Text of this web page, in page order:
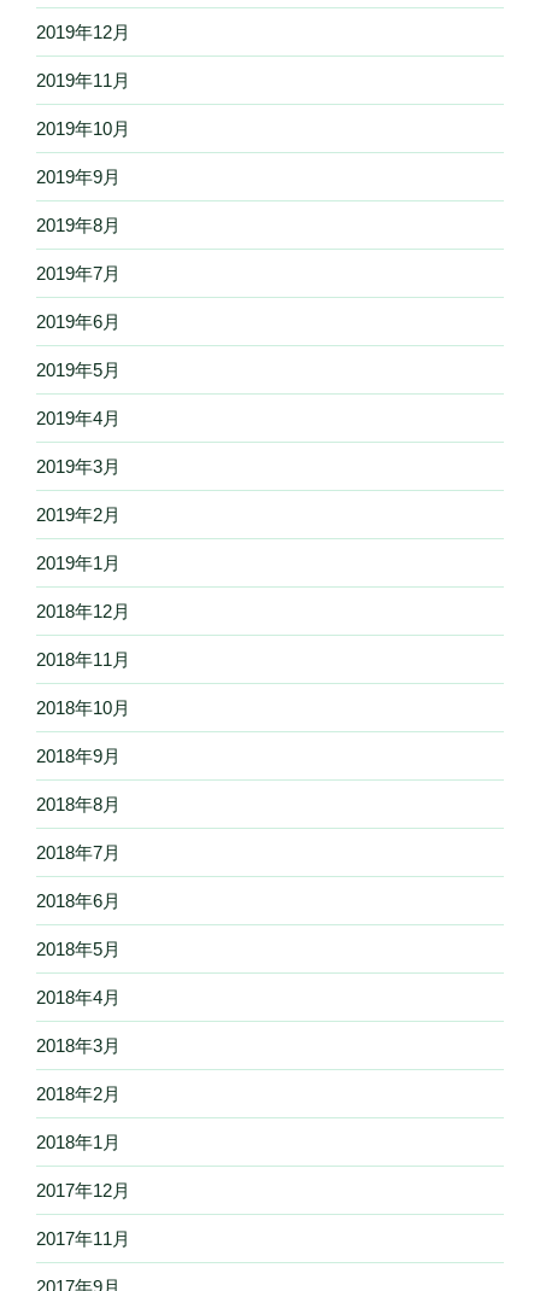
2019年12月
2019年11月
2019年10月
2019年9月
2019年8月
2019年7月
2019年6月
2019年5月
2019年4月
2019年3月
2019年2月
2019年1月
2018年12月
2018年11月
2018年10月
2018年9月
2018年8月
2018年7月
2018年6月
2018年5月
2018年4月
2018年3月
2018年2月
2018年1月
2017年12月
2017年11月
2017年9月